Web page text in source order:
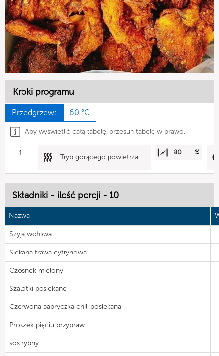
Kroki programu
Przedgrzew: 60 °C
Aby wyświetlić całą tabelę, przesuń tabelę w prawo.
1 Tryb gorącego powietrza
80 %
Składniki - ilość porcji - 10
Nazwa
Szyja wołowa
Siekana trawa cytrynowa
Czosnek mielony
Szalotki posiekane
Czerwona papryczka chili posiekana
Proszek pięciu przypraw
sos rybny